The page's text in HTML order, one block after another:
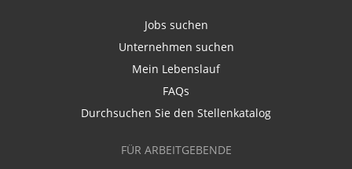
Jobs suchen
Unternehmen suchen
Mein Lebenslauf
FAQs
Durchsuchen Sie den Stellenkatalog
FÜR ARBEITGEBENDE